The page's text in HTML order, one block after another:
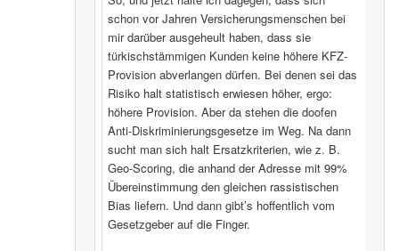
schon vor Jahren Versicherungsmenschen bei
mir darüber ausgeheult haben, dass sie
türkischstämmigen Kunden keine höhere KFZ-
Provision abverlangen dürfen. Bei denen sei das
Risiko halt statistisch erwiesen höher, ergo:
höhere Provision. Aber da stehen die doofen
Anti-Diskriminierungsgesetze im Weg. Na dann
sucht man sich halt Ersatzkriterien, wie z. B.
Geo-Scoring, die anhand der Adresse mit 99%
Übereinstimmung den gleichen rassistischen
Bias liefern. Und dann gibt’s hoffentlich vom
Gesetzgeber auf die Finger.